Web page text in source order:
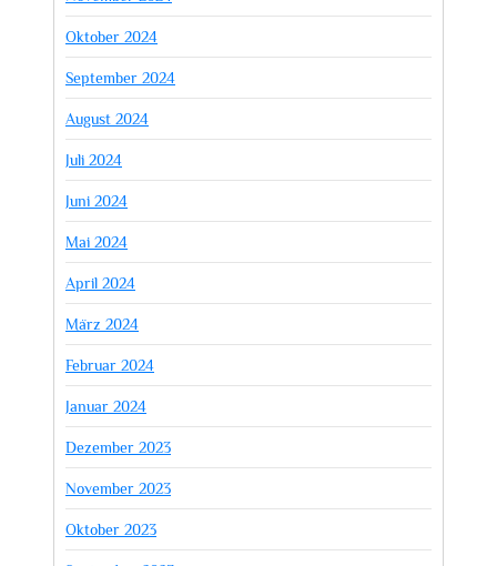
Oktober 2024
September 2024
August 2024
Juli 2024
Juni 2024
Mai 2024
April 2024
März 2024
Februar 2024
Januar 2024
Dezember 2023
November 2023
Oktober 2023